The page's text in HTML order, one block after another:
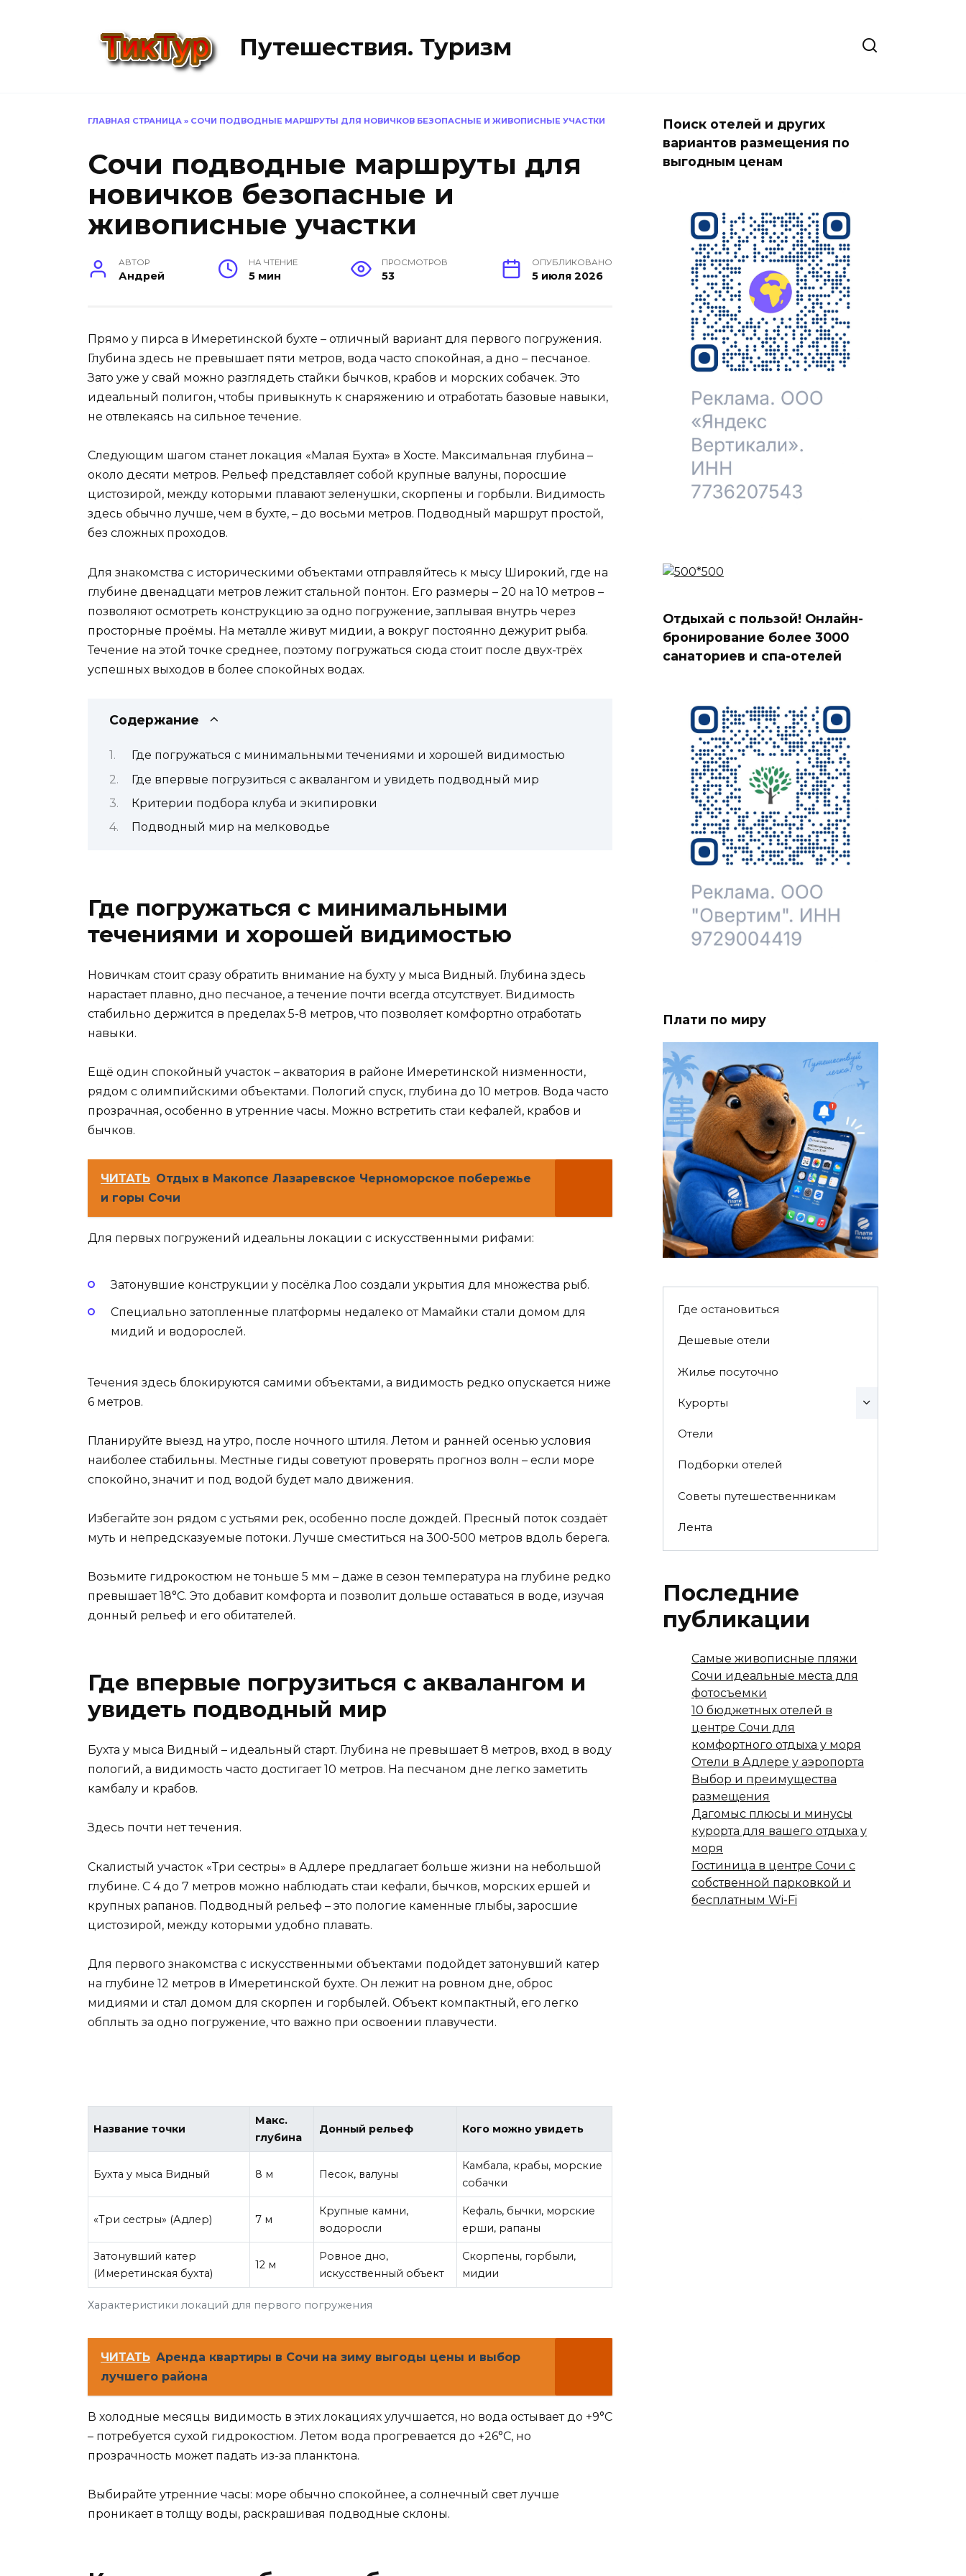
Путешествия. Туризм
ГЛАВНАЯ СТРАНИЦА » СОЧИ ПОДВОДНЫЕ МАРШРУТЫ ДЛЯ НОВИЧКОВ БЕЗОПАСНЫЕ И ЖИВОПИСНЫЕ УЧАСТКИ
Сочи подводные маршруты для
новичков безопасные и
живописные участки
АВТОР
Андрей
НА ЧТЕНИЕ
5 мин
ПРОСМОТРОВ
53
ОПУБЛИКОВАНО
5 июля 2026
Прямо у пирса в Имеретинской бухте – отличный вариант для первого погружения.
Глубина здесь не превышает пяти метров, вода часто спокойная, а дно – песчаное.
Зато уже у свай можно разглядеть стайки бычков, крабов и морских собачек. Это
идеальный полигон, чтобы привыкнуть к снаряжению и отработать базовые навыки,
не отвлекаясь на сильное течение.
Следующим шагом станет локация «Малая Бухта» в Хосте. Максимальная глубина –
около десяти метров. Рельеф представляет собой крупные валуны, поросшие
цистозирой, между которыми плавают зеленушки, скорпены и горбыли. Видимость
здесь обычно лучше, чем в бухте, – до восьми метров. Подводный маршрут простой,
без сложных проходов.
Для знакомства с историческими объектами отправляйтесь к мысу Широкий, где на
глубине двенадцати метров лежит стальной понтон. Его размеры – 20 на 10 метров –
позволяют осмотреть конструкцию за одно погружение, заплывая внутрь через
просторные проёмы. На металле живут мидии, а вокруг постоянно дежурит рыба.
Течение на этой точке среднее, поэтому погружаться сюда стоит после двух-трёх
успешных выходов в более спокойных водах.
Содержание
Где погружаться с минимальными течениями и хорошей видимостью
Где впервые погрузиться с аквалангом и увидеть подводный мир
Критерии подбора клуба и экипировки
Подводный мир на мелководье
Где погружаться с минимальными
течениями и хорошей видимостью
Новичкам стоит сразу обратить внимание на бухту у мыса Видный. Глубина здесь
нарастает плавно, дно песчаное, а течение почти всегда отсутствует. Видимость
стабильно держится в пределах 5-8 метров, что позволяет комфортно отработать
навыки.
Ещё один спокойный участок – акватория в районе Имеретинской низменности,
рядом с олимпийскими объектами. Пологий спуск, глубина до 10 метров. Вода часто
прозрачная, особенно в утренние часы. Можно встретить стаи кефалей, крабов и
бычков.
ЧИТАТЬ Отдых в Макопсе Лазаревское Черноморское побережье
и горы Сочи
Для первых погружений идеальны локации с искусственными рифами:
Затонувшие конструкции у посёлка Лоо создали укрытия для множества рыб.
Специально затопленные платформы недалеко от Мамайки стали домом для
мидий и водорослей.
Течения здесь блокируются самими объектами, а видимость редко опускается ниже
6 метров.
Планируйте выезд на утро, после ночного штиля. Летом и ранней осенью условия
наиболее стабильны. Местные гиды советуют проверять прогноз волн – если море
спокойно, значит и под водой будет мало движения.
Избегайте зон рядом с устьями рек, особенно после дождей. Пресный поток создаёт
муть и непредсказуемые потоки. Лучше сместиться на 300-500 метров вдоль берега.
Возьмите гидрокостюм не тоньше 5 мм – даже в сезон температура на глубине редко
превышает 18°C. Это добавит комфорта и позволит дольше оставаться в воде, изучая
донный рельеф и его обитателей.
Где впервые погрузиться с аквалангом и
увидеть подводный мир
Бухта у мыса Видный – идеальный старт. Глубина не превышает 8 метров, вход в воду
пологий, а видимость часто достигает 10 метров. На песчаном дне легко заметить
камбалу и крабов.
Здесь почти нет течения.
Скалистый участок «Три сестры» в Адлере предлагает больше жизни на небольшой
глубине. С 4 до 7 метров можно наблюдать стаи кефали, бычков, морских ершей и
крупных рапанов. Подводный рельеф – это пологие каменные глыбы, заросшие
цистозирой, между которыми удобно плавать.
Для первого знакомства с искусственными объектами подойдет затонувший катер
на глубине 12 метров в Имеретинской бухте. Он лежит на ровном дне, оброс
мидиями и стал домом для скорпен и горбылей. Объект компактный, его легко
обплыть за одно погружение, что важно при освоении плавучести.
Характеристики локаций для первого погружения
Название точки
Макс.
глубина
Донный рельеф Кого можно увидеть
Бухта у мыса Видный 8 м Песок, валуны
Камбала, крабы, морские
собачки
«Три сестры» (Адлер) 7 м
Крупные камни,
водоросли
Кефаль, бычки, морские
ерши, рапаны
Затонувший катер
(Имеретинская бухта)
12 м
Ровное дно,
искусственный объект
Скорпены, горбыли,
мидии
ЧИТАТЬ Аренда квартиры в Сочи на зиму выгоды цены и выбор
лучшего района
В холодные месяцы видимость в этих локациях улучшается, но вода остывает до +9°C
– потребуется сухой гидрокостюм. Летом вода прогревается до +26°C, но
прозрачность может падать из-за планктона.
Выбирайте утренние часы: море обычно спокойнее, а солнечный свет лучше
проникает в толщу воды, раскрашивая подводные склоны.
Поиск отелей и других
вариантов размещения по
выгодным ценам
Отдыхай с пользой! Онлайн-
бронирование более 3000
санаториев и спа-отелей
Плати по миру
Где остановиться
Дешевые отели
Жилье посуточно
Курорты
Отели
Подборки отелей
Советы путешественникам
Лента
Последние
публикации
Самые живописные пляжи
Сочи идеальные места для
фотосъемки
10 бюджетных отелей в
центре Сочи для
комфортного отдыха у моря
Отели в Адлере у аэропорта
Выбор и преимущества
размещения
Дагомыс плюсы и минусы
курорта для вашего отдыха у
моря
Гостиница в центре Сочи с
собственной парковкой и
бесплатным Wi-Fi